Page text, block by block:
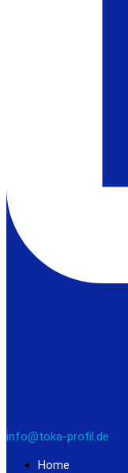
info@toka-profil.de
Home